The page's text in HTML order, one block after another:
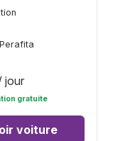
jour
gratuite
voiture